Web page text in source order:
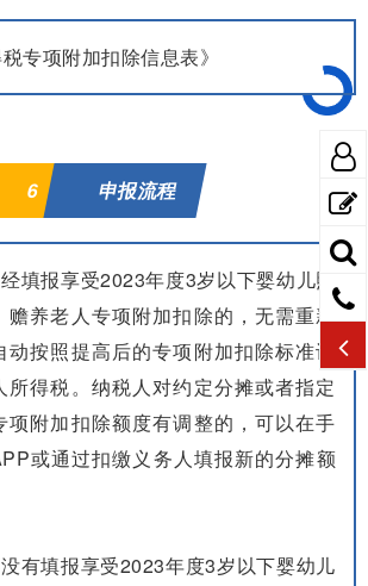
税专项附加扣除信息表》
6 申报流程
填报享受2023年度3岁以下婴幼儿照
赡养老人专项附加扣除的，无需重新
按照提高后的专项附加扣除标准计
所得税。纳税人对约定分摊或者指定
项附加扣除额度有调整的，可以在手
或通过扣缴义务人填报新的分摊额
有填报享受2023年度3岁以下婴幼儿